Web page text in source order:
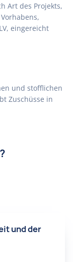
Art des Projekts,
eingereicht
und stofflichen
Zuschüsse in
und der